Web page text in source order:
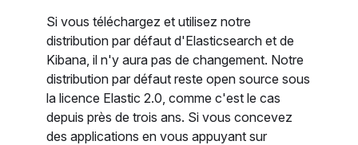
Si vous téléchargez et utilisez notre
distribution par défaut d'Elasticsearch et de
Kibana, il n'y aura pas de changement. Notre
distribution par défaut reste open source sous
la licence Elastic 2.0, comme c'est le cas
depuis près de trois ans. Si vous concevez
des applications en vous appuyant sur